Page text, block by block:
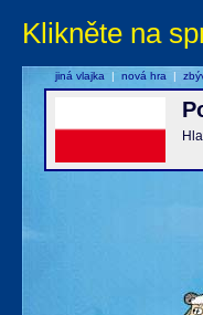
Klikněte na
jiná vlajka | nová hra |